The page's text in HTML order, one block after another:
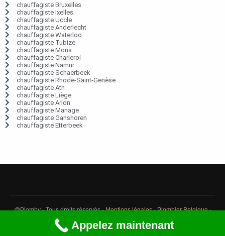
chauffagiste Bruxelles
chauffagiste Ixelles
chauffagiste Uccle
chauffagiste Anderlecht
chauffagiste Waterloo
chauffagiste Tubize
chauffagiste Mons
chauffagiste Charleroi
chauffagiste Namur
chauffagiste Schaerbeek
chauffagiste Rhode-Saint-Genèse
chauffagiste Ath
chauffagiste Liège
chauffagiste Arlon
chauffagiste Manage
chauffagiste Ganshoren
chauffagiste Etterbeek
@Plomby - Tous droits réservés -Mentions légales-Plombier Belgique-
Débouchage Belgique
Appelez maintenant